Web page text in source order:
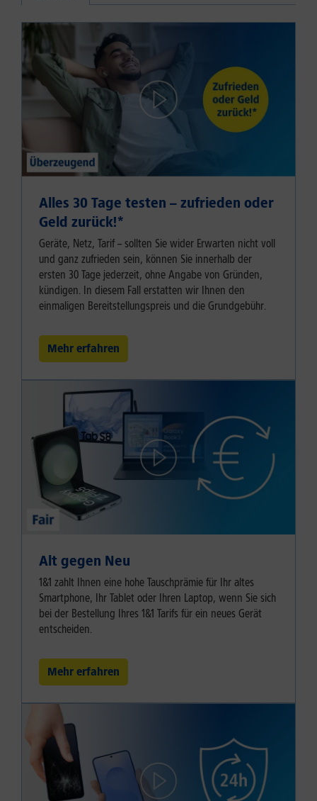
Alles 30 Tage testen – zufrieden oder
Geld zurück!⁠*
Geräte, Netz, Tarif – sollten Sie wider Erwarten nicht voll
und ganz zufrieden sein, können Sie innerhalb der
ersten 30 Tage jederzeit, ohne Angabe von Gründen,
kündigen. In diesem Fall erstatten wir Ihnen den
einmaligen Bereitstellungspreis und die Grundgebühr.
Mehr erfahren
Alt gegen Neu
1&1 zahlt Ihnen eine hohe Tauschprämie für Ihr altes
Smartphone, Ihr Tablet oder Ihren Laptop, wenn Sie sich
bei der Bestellung Ihres 1&1 Tarifs für ein neues Gerät
entscheiden.
Mehr erfahren